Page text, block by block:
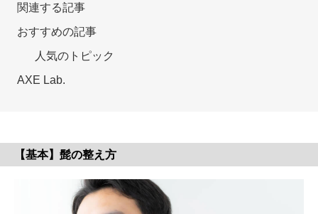
関連する記事
おすすめの記事
人気のトピック
AXE Lab.
【基本】髭の整え方